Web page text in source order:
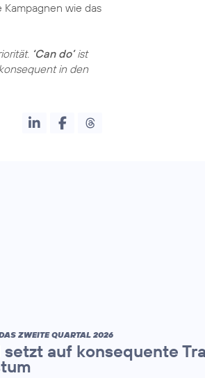
wie das
‘Can do’ist
in den
ZWEITE QUARTAL 2026
auf konsequente